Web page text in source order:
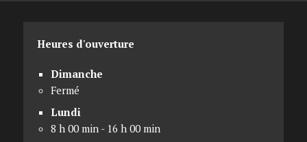
Heures d'ouverture
Dimanche
Fermé
Lundi
8 h 00 min - 16 h 00 min